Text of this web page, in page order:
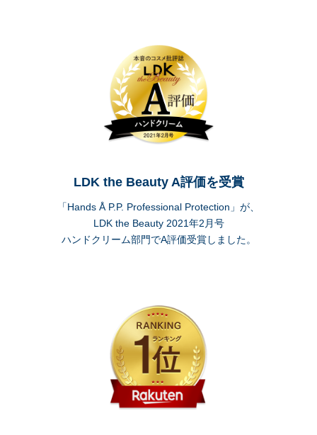
LDK the Beauty A評価を受賞
「Hands Å P.P. Professional Protection」が、
LDK the Beauty 2021年2月号
ハンドクリーム部門でA評価受賞しました。